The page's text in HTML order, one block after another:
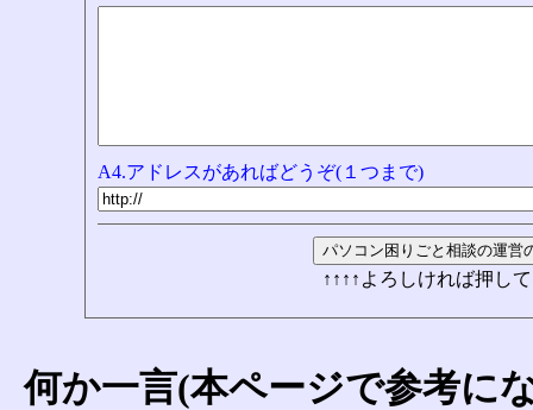
A4.アドレスがあればどうぞ(１つまで)
↑↑↑↑よろしければ押し
何か一言(本ページで参考に